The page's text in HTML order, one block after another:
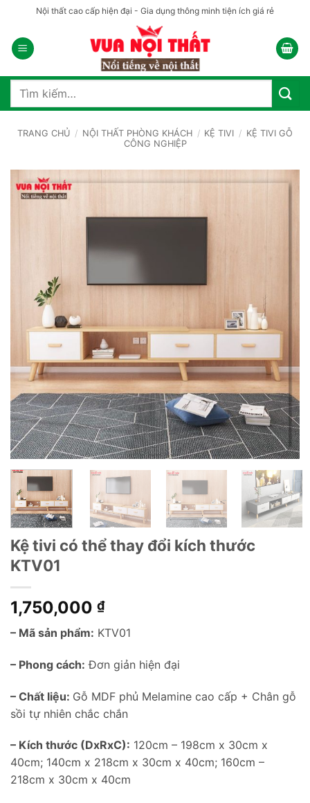
nội
dung
Nội thất cao cấp hiện đại - Gia dụng thông minh tiện ích giá rẻ
Tìm
TRANG CHỦ / NỘI THẤT PHÒNG KHÁCH / KỆ TIVI / KỆ TIVI GỖ
CÔNG NGHIỆP
Kệ tivi có thể thay đổi kích thước
KTV01
1,750,000 ₫
– Mã sản phẩm: KTV01
– Phong cách: Đơn giản hiện đại
– Chất liệu: Gỗ MDF phủ Melamine cao cấp + Chân gỗ
sồi tự nhiên chắc chắn
– Kích thước (DxRxC): 120cm – 198cm x 30cm x
40cm; 140cm x 218cm x 30cm x 40cm; 160cm –
218cm x 30cm x 40cm